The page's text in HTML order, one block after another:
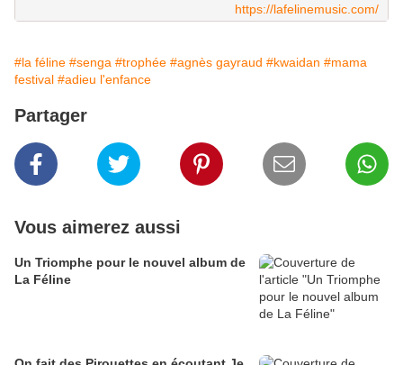
https://lafelinemusic.com/
#la féline #senga #trophée #agnès gayraud #kwaidan #mama
festival #adieu l'enfance
Partager
Vous aimerez aussi
Un Triomphe pour le nouvel album de
La Féline